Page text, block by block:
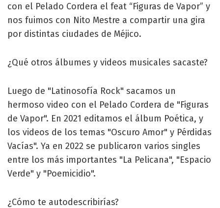
con el Pelado Cordera el feat “Figuras de Vapor” y
nos fuimos con Nito Mestre a compartir una gira
por distintas ciudades de Méjico.
¿Qué otros álbumes y videos musicales sacaste?
Luego de "Latinosofía Rock" sacamos un
hermoso video con el Pelado Cordera de "Figuras
de Vapor". En 2021 editamos el álbum Poética, y
los videos de los temas "Oscuro Amor" y Pérdidas
Vacías". Ya en 2022 se publicaron varios singles
entre los más importantes "La Pelicana", "Espacio
Verde" y "Poemicidio".
¿Cómo te autodescribirías?